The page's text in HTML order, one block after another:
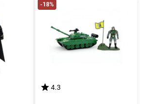
-18%
4.3